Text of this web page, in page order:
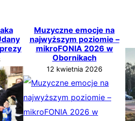
Muzyczne emocje na
najwyższym poziomie –
mikroFONIA 2026 w
Obornikach
12 kwietnia 2026